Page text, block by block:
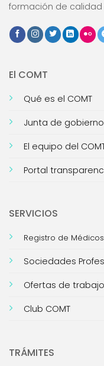
formación de
El COMT
Qué es el COMT
Junta de gobierno
El equipo del
Portal
SERVICIOS
Registro de Médicos
Sociedades
Ofertas de trabajo
Club COMT
TRÁMITES